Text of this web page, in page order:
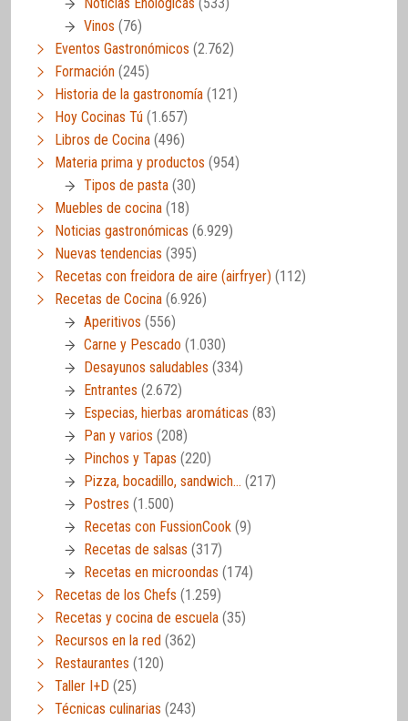
Vinos (76)
Eventos Gastronómicos (2.762)
Formación (245)
Historia de la gastronomía (121)
Hoy Cocinas Tú (1.657)
Libros de Cocina (496)
Materia prima y productos (954)
Tipos de pasta (30)
Muebles de cocina (18)
Noticias gastronómicas (6.929)
Nuevas tendencias (395)
Recetas con freidora de aire (airfryer) (112)
Recetas de Cocina (6.926)
Aperitivos (556)
Carne y Pescado (1.030)
Desayunos saludables (334)
Entrantes (2.672)
Especias, hierbas aromáticas (83)
Pan y varios (208)
Pinchos y Tapas (220)
Pizza, bocadillo, sandwich… (217)
Postres (1.500)
Recetas con FussionCook (9)
Recetas de salsas (317)
Recetas en microondas (174)
Recetas de los Chefs (1.259)
Recetas y cocina de escuela (35)
Recursos en la red (362)
Restaurantes (120)
Taller I+D (25)
Técnicas culinarias (243)